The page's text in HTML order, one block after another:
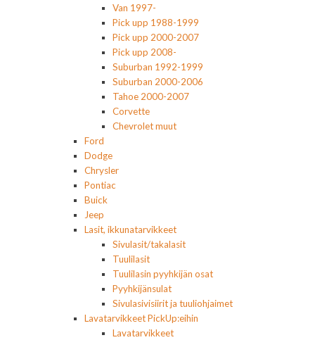
Van 1997-
Pick upp 1988-1999
Pick upp 2000-2007
Pick upp 2008-
Suburban 1992-1999
Suburban 2000-2006
Tahoe 2000-2007
Corvette
Chevrolet muut
Ford
Dodge
Chrysler
Pontiac
Buick
Jeep
Lasit, ikkunatarvikkeet
Sivulasit/takalasit
Tuulilasit
Tuulilasin pyyhkijän osat
Pyyhkijänsulat
Sivulasivisiirit ja tuuliohjaimet
Lavatarvikkeet PickUp:eihin
Lavatarvikkeet